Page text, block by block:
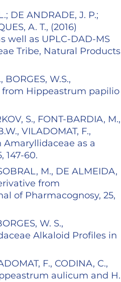
DE ANDRADE, J. P.;
A. T., (2016)
well as UPLC-DAD-MS
Tribe, Natural Products
BORGES, W.S.,
from Hippeastrum papilio
S., FONT-BARDIA, M.,
VILADOMAT, F.,
Amaryllidaceae as a
147-60.
M., DE ALMEIDA,
from
of Pharmacognosy, 25,
W. S.,
Alkaloid Profiles in
F., CODINA, C.,
aulicum and H.